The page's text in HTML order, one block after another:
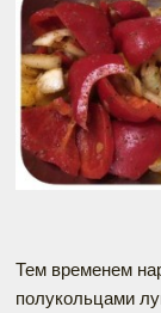
Тем временем
полукольцами